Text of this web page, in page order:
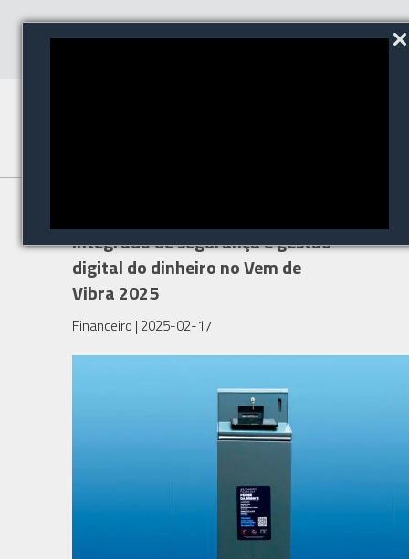
integrado de segurança e gestão
digital do dinheiro no Vem de
Vibra 2025
Financeiro | 2025-02-17